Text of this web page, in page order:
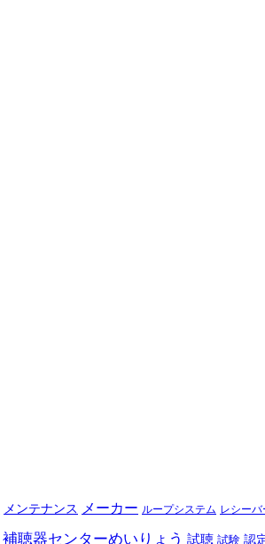
メンテナンス メーカー ループシステム レシー
補聴器センターめいりょう 試聴 試験 認